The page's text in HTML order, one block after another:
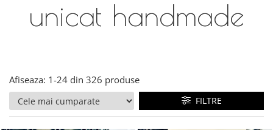
unicat handmade
Afiseaza: 1-24 din 326 produse
FILTRE